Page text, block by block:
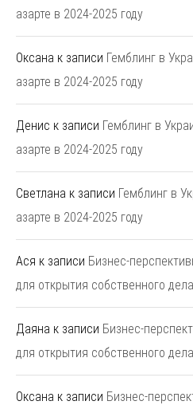
азарте в 2024-2025 году
Оксана к записи Гемблинг в
азарте в 2024-2025 году
Денис к записи Гемблинг в
азарте в 2024-2025 году
Светлана к записи Гемблинг в
азарте в 2024-2025 году
Ася к записи Бизнес-
для открытия собственного дела
Даяна к записи Бизнес-
для открытия собственного дела
Оксана к записи Бизнес-